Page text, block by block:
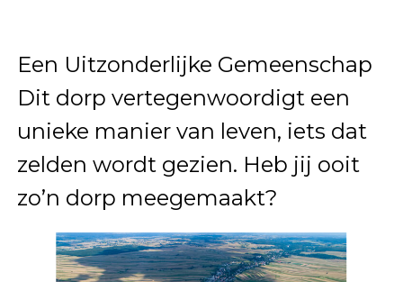
Een Uitzonderlijke Gemeenschap
Dit dorp vertegenwoordigt een
unieke manier van leven, iets dat
zelden wordt gezien. Heb jij ooit
zo’n dorp meegemaakt?